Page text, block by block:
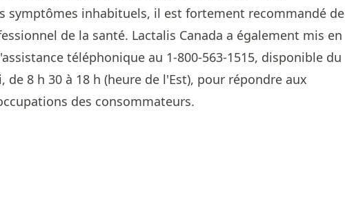
symptômes inhabituels, il est fortement recommandé de
de la santé. Lactalis Canada a également mis en
téléphonique au 1-800-563-1515, disponible du
de 8 h 30 à 18 h (heure de l'Est), pour répondre aux
des consommateurs.